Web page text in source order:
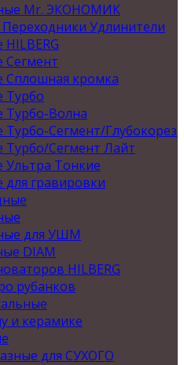
Mr. ЭКОНОМИК
Удлинители
Сегмент
Сплошная кромка
Турбо
Турбо-Волна
Сегмент/Глубокорез
Турбо/Сегмент Лайт
Ультра Тонкие
гравировки
для УШМ
DIAM
HILBERG
рубанков
и керамике
для СУХОГО